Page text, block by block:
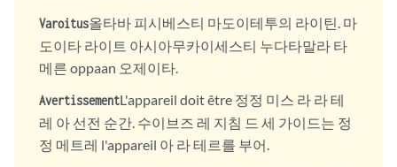
Varoitus올타바 피시베스티 마도이테투의 라이틴. 마
도이타 라이트 아시아무카이세스티 누다타말라 타
메른 oppaan 오제이타.
AvertissementL'appareil doit être 정정 미스 라 라 테
레 아 선전 순간. 수이브즈 레 지침 드 세 가이드는 정
정 메트레 l'appareil 아 라 테르를 부어.